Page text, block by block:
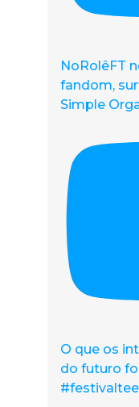
NoRolêFT
fandom,
Simple
O que os
do futuro